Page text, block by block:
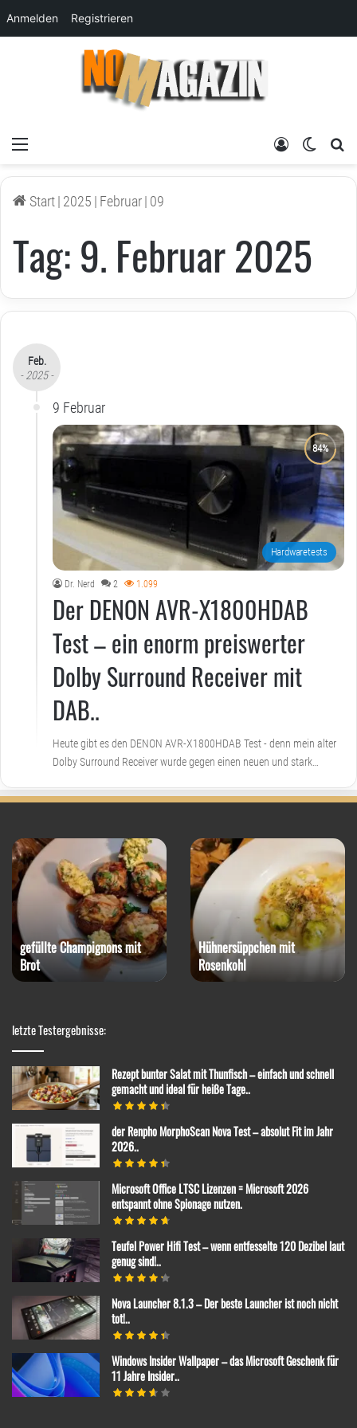
Anmelden Registrieren
Menü Skin
Anmelden
Start| 2025 | Februar| 09
Tag:9. Februar 2025
Feb.
- 2025 -
9 Februar
Hardwaretests
Dr. Nerd 2 1.099
Der DENON AVR-X1800HDAB
Test – ein enorm preiswerter
Dolby Surround Receiver mit
DAB..
Heute gibt es den DENON AVR-X1800HDAB Test - denn mein alter
Dolby Surround Receiver wurde gegen einen neuen und stark…
gefüllte Champignons mit
Brot
Hühnersüppchen mit
Rosenkohl
letzte Testergebnisse:
Rezept bunter Salat mit Thunfisch – einfach und schnell
gemacht und ideal für heiße Tage..
der Renpho MorphoScan Nova Test – absolut Fit im Jahr
2026..
Microsoft Office LTSC Lizenzen = Microsoft 2026
entspannt ohne Spionage nutzen.
Teufel Power Hifi Test – wenn entfesselte 120 Dezibel laut
genug sind!..
Nova Launcher 8.1.3 – Der beste Launcher ist noch nicht
tot!..
Windows Insider Wallpaper – das Microsoft Geschenk für
11 Jahre Insider..